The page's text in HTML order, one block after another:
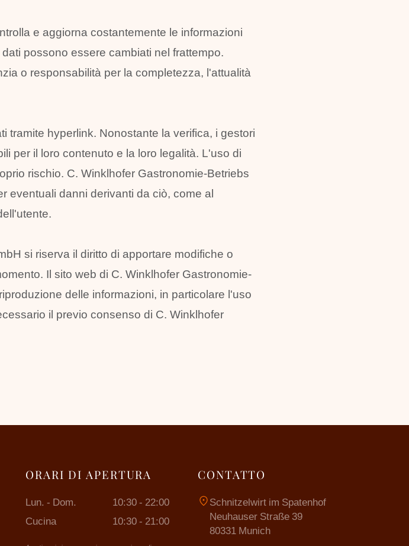
e aggiorna costantemente le informazioni
possono essere cambiati nel frattempo.
o responsabilità per la completezza, l'attualità
tramite hyperlink. Nonostante la verifica, i gestori
per il loro contenuto e la loro legalità. L'uso di
rischio. C. Winklhofer Gastronomie-Betriebs
eventuali danni derivanti da ciò, come al
si riserva il diritto di apportare modifiche o
Il sito web di C. Winklhofer Gastronomie-
delle informazioni, in particolare l'uso
il previo consenso di C. Winklhofer
ORARI DI APERTURA
Lun. - Dom.
10:30 - 22:00
Cucina
10:30 - 21:00
CONTATTO
location_onSchnitzelwirt im Spatenhof
Neuhauser Straße 39
80331 Munich